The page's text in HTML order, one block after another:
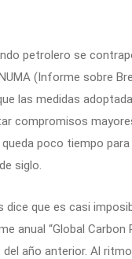
petrolero se
(Informe sobre
las medidas
compromisos
poco tiempo
siglo.
que es casi
anual “Global Carbon
año anterior. Al